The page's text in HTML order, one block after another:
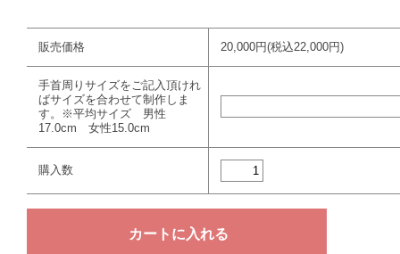
販売価格 20,000円(税込22,000円)
手首周りサイズをご記入頂けれ
ばサイズを合わせて制作しま
す。※平均サイズ 男性
17.0cm 女性15.0cm
購入数